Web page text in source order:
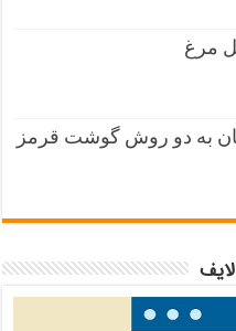
مرغ
به دو روش گوشت قرمز